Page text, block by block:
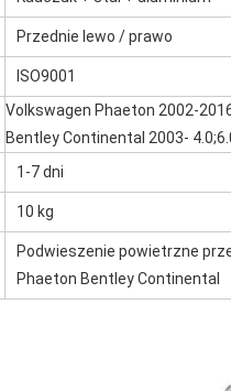
Przednie lewo / prawo
ISO9001
Volkswagen Phaeton 2002-
Bentley Continental 2003-
1-7 dni
10 kg
Podwieszenie powietrzne
Phaeton Bentley Continental